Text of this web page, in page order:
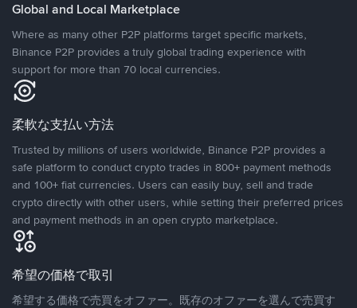
Global and Local Marketplace
Where as many other P2P platforms target specific markets,
Binance P2P provides a truly global trading experience with
support for more than 70 local currencies.
柔軟な支払い方法
Trusted by millions of users worldwide, Binance P2P provides a
safe platform to conduct crypto trades in 800+ payment methods
and 100+ fiat currencies. Users can easily buy, sell and trade
crypto directly with other users, while setting their preferred prices
and payment methods in an open crypto marketplace.
希望の価格で取引
希望する価格で売買をオファー。既存のオファーを選んで売買す